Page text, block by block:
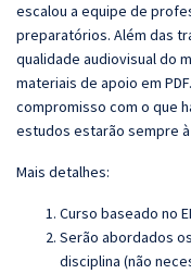
escalou a equipe de
preparatórios. Além das
qualidade audiovisual do
materiais de apoio em
compromisso com o que
estudos estarão sempre
Mais detalhes:
Curso baseado no
Serão abordados
disciplina (não